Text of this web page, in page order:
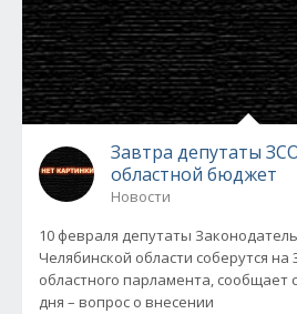
Завтра депутаты
областной бюджет
Новости
10 февраля депутаты
Челябинской области соберутся на
областного парламента, сообщает
дня – вопрос о внесении